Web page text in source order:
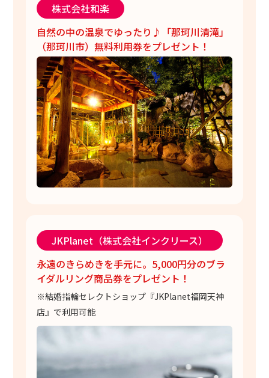
株式会社和楽
自然の中の温泉でゆったり♪「那珂川清滝」
（那珂川市）無料利用券をプレゼント！
JKPlanet（株式会社インクリース）
永遠のきらめきを手元に。5,000円分のブラ
イダルリング商品券をプレゼント！
※結婚指輪セレクトショップ『JKPlanet福岡天神
店』で利用可能